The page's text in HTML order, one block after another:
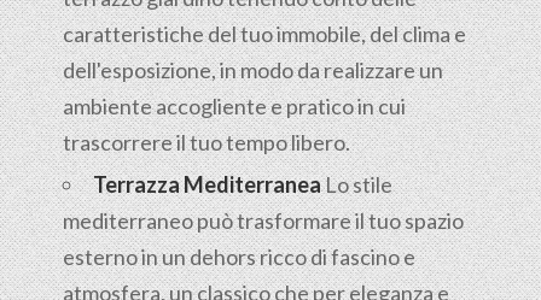
caratteristiche del tuo immobile, del clima e
dell'esposizione, in modo da realizzare un
ambiente accogliente e pratico in cui
trascorrere il tuo tempo libero.
Terrazza MediterraneaLo stile
mediterraneo può trasformare il tuo spazio
esterno in un dehors ricco di fascino e
atmosfera, un classico che per eleganza e